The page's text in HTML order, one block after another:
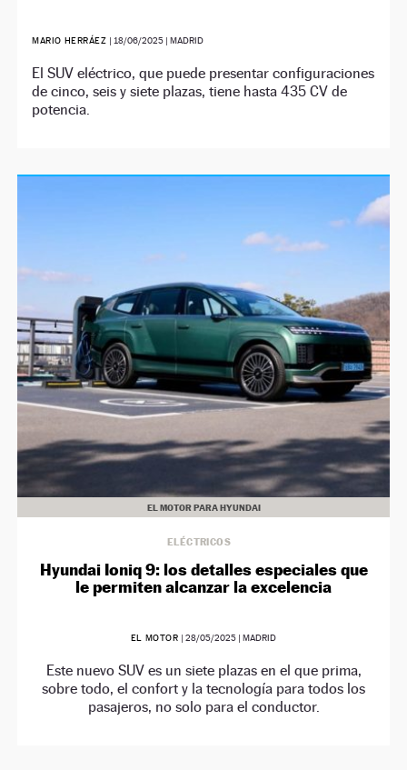
MARIO HERRÁEZ | 18/06/2025 | MADRID
El SUV eléctrico, que puede presentar configuraciones
de cinco, seis y siete plazas, tiene hasta 435 CV de
potencia.
EL MOTOR PARA HYUNDAI
ELÉCTRICOS
Hyundai Ioniq 9: los detalles especiales que
le permiten alcanzar la excelencia
EL MOTOR |28/05/2025 | MADRID
Este nuevo SUV es un siete plazas en el que prima,
sobre todo, el confort y la tecnología para todos los
pasajeros, no solo para el conductor.